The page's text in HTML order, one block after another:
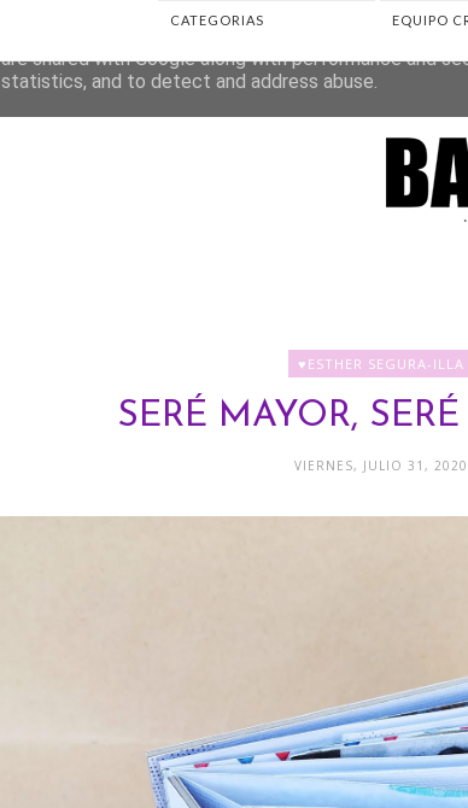
CATEGORIAS EQUIPO
♥ESTHER SEGURA-ILLA
SERÉ MAYOR,
VIERNES, JULIO 31, 2020
This site uses cookies from Google to deliver its
are shared with Google along with performance and
statistics, and to detect and address abuse.